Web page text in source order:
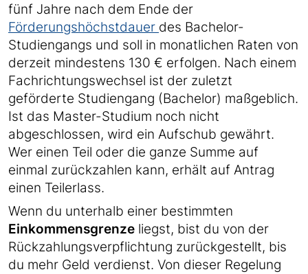
fünf Jahre nach dem Ende der
Förderungshöchstdauer des Bachelor-
Studiengangs und soll in monatlichen Raten von
derzeit mindestens 130 € erfolgen. Nach einem
Fachrichtungswechsel ist der zuletzt
geförderte Studiengang (Bachelor) maßgeblich.
Ist das Master-Studium noch nicht
abgeschlossen, wird ein Aufschub gewährt.
Wer einen Teil oder die ganze Summe auf
einmal zurückzahlen kann, erhält auf Antrag
einen Teilerlass.
Wenn du unterhalb einer bestimmten
Einkommensgrenze liegst, bist du von der
Rückzahlungsverpflichtung zurückgestellt, bis
du mehr Geld verdienst. Von dieser Regelung